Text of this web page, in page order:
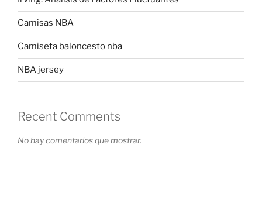
Camisas NBA
Camiseta baloncesto nba
NBA jersey
Recent Comments
No hay comentarios que mostrar.